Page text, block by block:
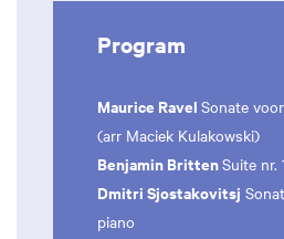
Program
Maurice Ravel Sonate
(arr Maciek Kulakowski)
Benjamin BrittenSuite nr.
Dmitri Sjostakovitsj
piano